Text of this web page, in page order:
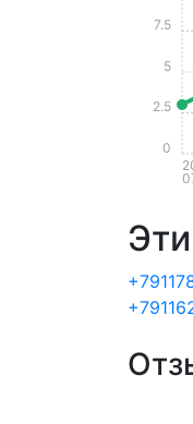
0
2.5
5
7.5